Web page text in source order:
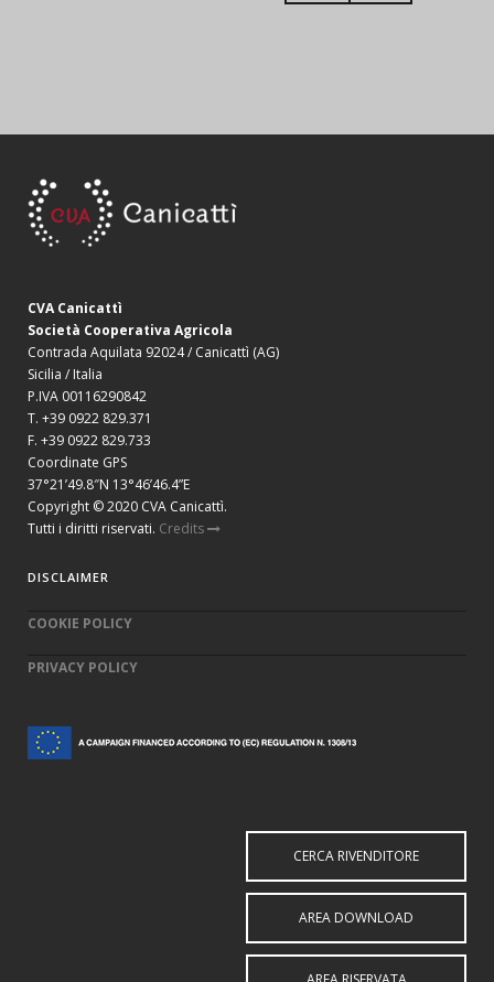
CVA Canicattì
Società Cooperativa Agricola
Contrada Aquilata 92024 / Canicattì (AG)
Sicilia / Italia
P.IVA 00116290842
T. +39 0922 829.371
F. +39 0922 829.733
Coordinate GPS
37°21’49.8″N 13°46’46.4”E
Copyright © 2020 CVA Canicattì.
Tutti i diritti riservati. Credits
DISCLAIMER
COOKIE POLICY
PRIVACY POLICY
CERCA RIVENDITORE
AREA DOWNLOAD